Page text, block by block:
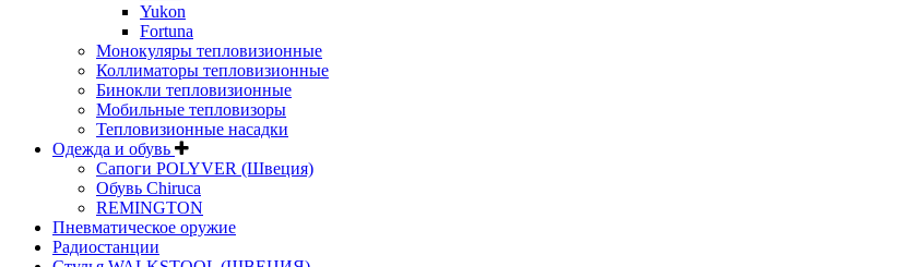
Yukon
Fortuna
Монокуляры тепловизионные
Коллиматоры тепловизионные
Бинокли тепловизионные
Мобильные тепловизоры
Тепловизионные насадки
Одежда и обувь
Сапоги POLYVER (Швеция)
Обувь Chiruca
REMINGTON
Пневматическое оружие
Радиостанции